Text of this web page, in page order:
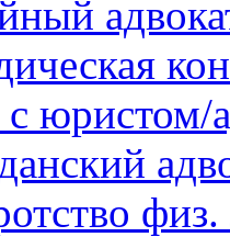
юристом/